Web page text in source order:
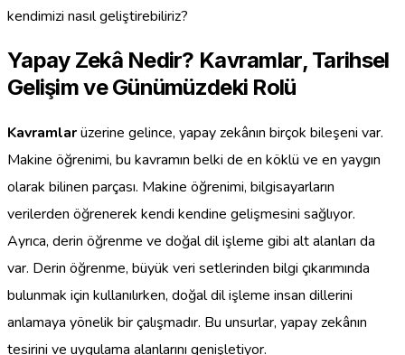
kendimizi nasıl geliştirebiliriz?
Yapay Zekâ Nedir? Kavramlar, Tarihsel
Gelişim ve Günümüzdeki Rolü
Kavramlarüzerine gelince, yapay zekânın birçok bileşeni var.
Makine öğrenimi, bu kavramın belki de en köklü ve en yaygın
olarak bilinen parçası. Makine öğrenimi, bilgisayarların
verilerden öğrenerek kendi kendine gelişmesini sağlıyor.
Ayrıca, derin öğrenme ve doğal dil işleme gibi alt alanları da
var. Derin öğrenme, büyük veri setlerinden bilgi çıkarımında
bulunmak için kullanılırken, doğal dil işleme insan dillerini
anlamaya yönelik bir çalışmadır. Bu unsurlar, yapay zekânın
tesirini ve uygulama alanlarını genişletiyor.